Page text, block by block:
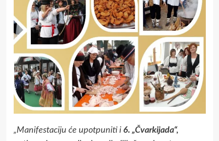
„Manifestaciju će upotpuniti i6. „Čvarkijada“,